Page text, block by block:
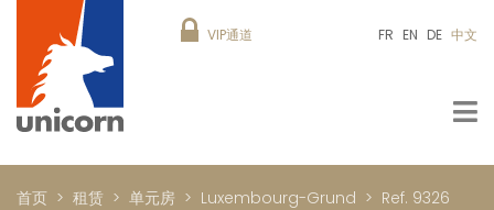
VIP通道 FR EN DE 中文
首页 租赁 单元房 Luxembourg-Grund Ref. 9326